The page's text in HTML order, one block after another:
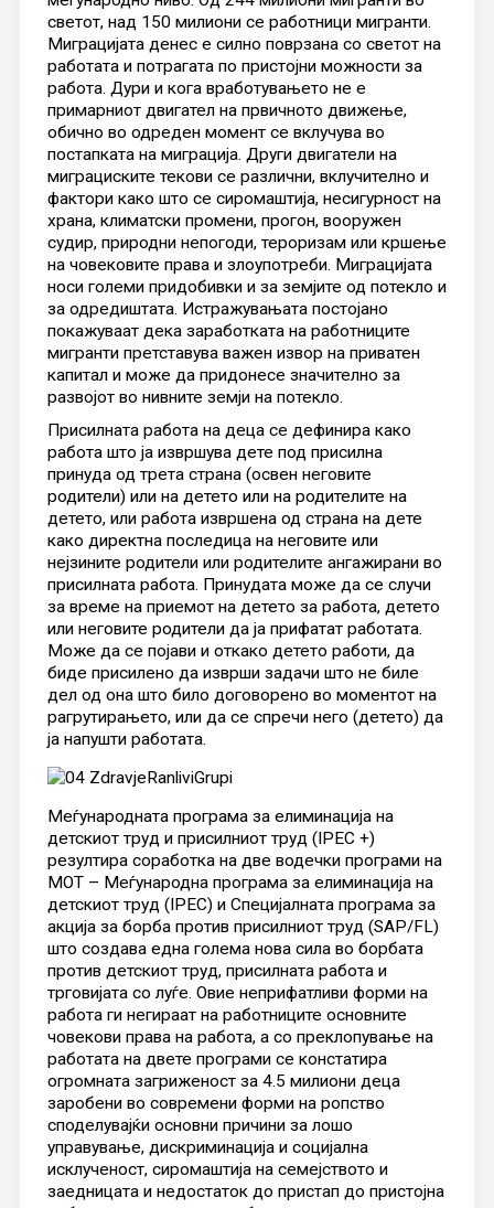
светот, над 150 милиони се работници мигранти.
Миграцијата денес е силно поврзана со светот на
работата и потрагата по пристојни можности за
работа. Дури и кога вработувањето не е
примарниот двигател на првичното движење,
обично во одреден момент се вклучува во
постапката на миграција. Други двигатели на
миграциските текови се различни, вклучително и
фактори како што се сиромаштија, несигурност на
храна, климатски промени, прогон, вооружен
судир, природни непогоди, тероризам или кршење
на човековите права и злоупотреби. Миграцијата
носи големи придобивки и за земјите од потекло и
за одредиштата. Истражувањата постојано
покажуваат дека заработката на работниците
мигранти претставува важен извор на приватен
капитал и може да придонесе значително за
развојот во нивните земји на потекло.
Присилната работа на деца се дефинира како
работа што ја извршува дете под присилна
принуда од трета страна (освен неговите
родители) или на детето или на родителите на
детето, или работа извршена од страна на дете
како директна последица на неговите или
нејзините родители или родителите ангажирани во
присилната работа. Принудата може да се случи
за време на приемот на детето за работа, детето
или неговите родители да ја прифатат работата.
Може да се појави и откако детето работи, да
биде присилено да изврши задачи што не биле
дел од она што било договорено во моментот на
рагрутирањето, или да се спречи него (детето) да
ја напушти работата.
Меѓународната програма за елиминација на
детскиот труд и присилниот труд (IPEC +)
резултира соработка на две водечки програми на
МОТ – Меѓународна програма за елиминација на
детскиот труд (IPEC) и Специјалната програма за
акција за борба против присилниот труд (SAP/FL)
што создава една голема нова сила во борбата
против детскиот труд, присилната работа и
трговијата со луѓе. Овие неприфатливи форми на
работа ги негираат на работниците основните
човекови права на работа, а со преклопување на
работата на двете програми се констатира
огромната загриженост за 4.5 милиони деца
заробени во современи форми на ропство
споделувајќи основни причини за лошо
управување, дискриминација и социјална
исклученост, сиромаштија на семејството и
заедницата и недостаток до пристап до пристојна